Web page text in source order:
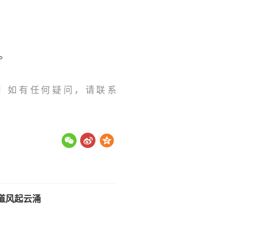
如有任何疑问，请联系
风起云涌